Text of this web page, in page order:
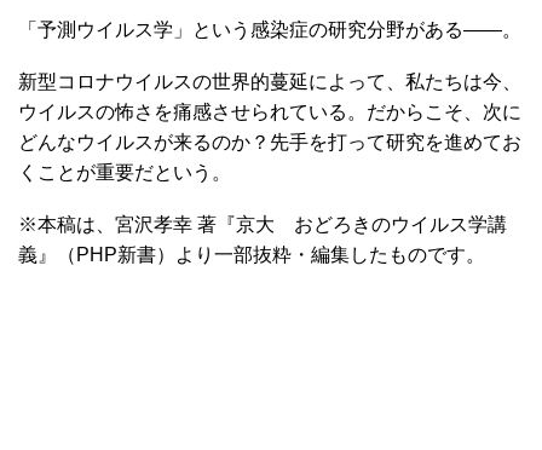
「予測ウイルス学」という感染症の研究分野がある――。
新型コロナウイルスの世界的蔓延によって、私たちは今、
ウイルスの怖さを痛感させられている。だからこそ、次に
どんなウイルスが来るのか？先手を打って研究を進めてお
くことが重要だという。
※本稿は、宮沢孝幸 著『京大 おどろきのウイルス学講
義』（PHP新書）より一部抜粋・編集したものです。